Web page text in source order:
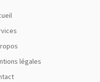
légales